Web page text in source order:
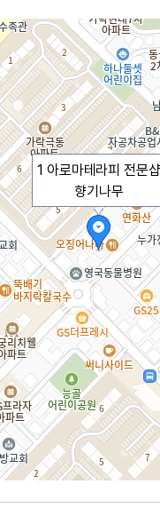
1 아로마테라피 전문샵
향기나무